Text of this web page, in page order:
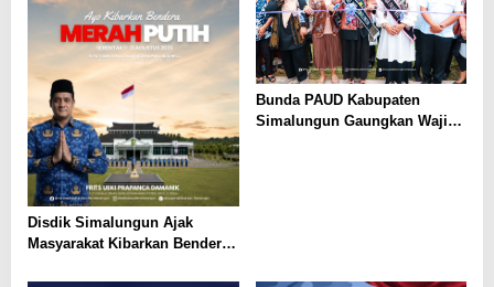
Disdik Simalungun Ajak
Masyarakat Kibarkan Bendera
Bunda PAUD Kabupaten
Simalungun Gaungkan Wajib